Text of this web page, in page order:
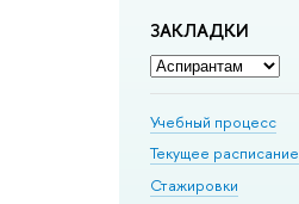
ЗАКЛАДКИ
Учебный процесс
Текущее расписание
Стажировки